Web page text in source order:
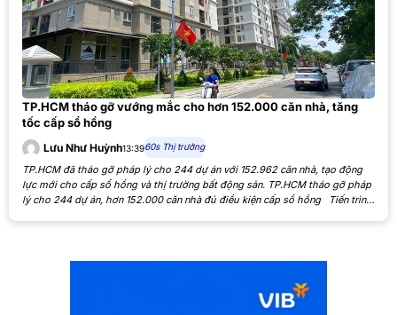
TP.HCM tháo gỡ vướng mắc cho hơn 152.000 căn nhà, tăng
tốc cấp sổ hồng
Lưu Như Huỳnh13:3960s Thị trường
TP.HCM đã tháo gỡ pháp lý cho 244 dự án với 152.962 căn nhà, tạo động
lực mới cho cấp sổ hồng và thị trường bất động sản. TP.HCM tháo gỡ pháp
lý cho 244 dự án, hơn 152.000 căn nhà đủ điều kiện cấp sổ hồng Tiến trình